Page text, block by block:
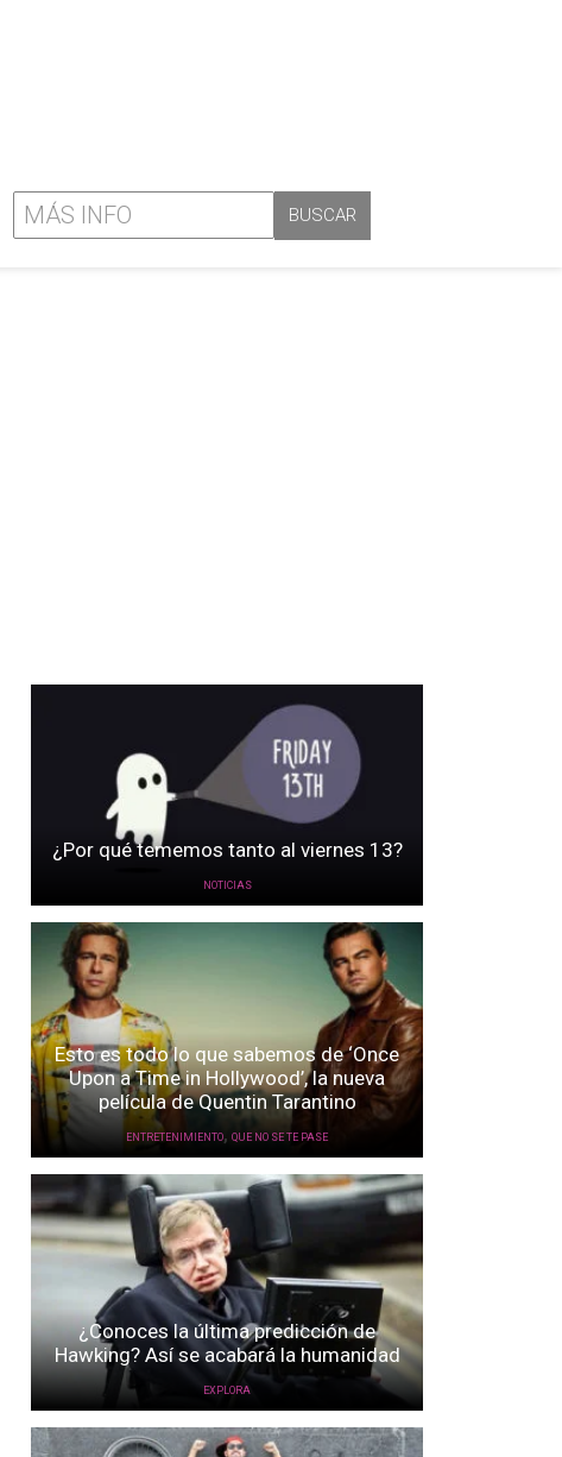
¿Por qué tememos tanto al viernes 13?
NOTICIAS
Esto es todo lo que sabemos de ‘Once
Upon a Time in Hollywood’, la nueva
película de Quentin Tarantino
ENTRETENIMIENTO, QUE NO SE TE PASE
¿Conoces la última predicción de
Hawking? Así se acabará la humanidad
EXPLORA